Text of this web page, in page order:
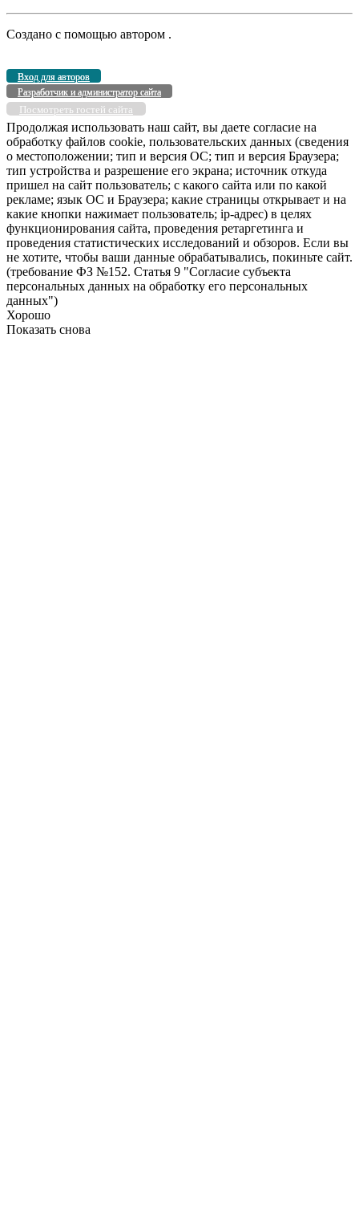
Создано с помощью автором .
Вход для авторов
Разработчик и администратор сайта
Посмотреть гостей сайта
Продолжая использовать наш сайт, вы даете согласие на
обработку файлов cookie, пользовательских данных (сведения
о местоположении; тип и версия ОС; тип и версия Браузера;
тип устройства и разрешение его экрана; источник откуда
пришел на сайт пользователь; с какого сайта или по какой
рекламе; язык ОС и Браузера; какие страницы открывает и на
какие кнопки нажимает пользователь; ip-адрес) в целях
функционирования сайта, проведения ретаргетинга и
проведения статистических исследований и обзоров. Если вы
не хотите, чтобы ваши данные обрабатывались, покиньте сайт.
(требование ФЗ №152. Статья 9 "Согласие субъекта
персональных данных на обработку его персональных
данных")
Хорошо
Показать снова